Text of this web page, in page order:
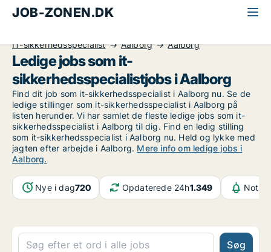
JOB-ZONEN.DK
IT-sikkerhedsspecialist
Aalborg Aalborg
Ledige jobs som it-
sikkerhedsspecialistjobs i Aalborg
Find dit job som it-sikkerhedsspecialist i Aalborg nu. Se de
ledige stillinger som it-sikkerhedsspecialist i Aalborg på
listen herunder. Vi har samlet de fleste ledige jobs som it-
sikkerhedsspecialist i Aalborg til dig. Find en ledig stilling
som it-sikkerhedsspecialist i Aalborg nu. Held og lykke med
jagten efter arbejde i Aalborg. Mere info om ledige jobs i
Aalborg.
Nye i dag720 Opdaterede 24h1.349
Søg